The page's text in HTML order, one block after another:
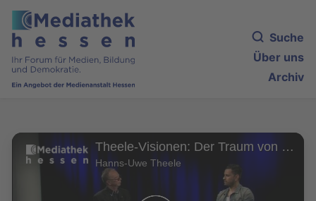
Suche
Über uns
Archiv
Theele-Visionen: Der Traum von einer barrierefreien Stadt mit Tan Caglar
Hanns-Uwe Theele